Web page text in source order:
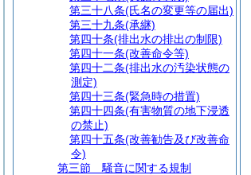
第三十八条(氏名の変更等の届出)
第三十九条(承継)
第四十条(排出水の排出の制限)
第四十一条(改善命令等)
第四十二条(排出水の汚染状態の
測定)
第四十三条(緊急時の措置)
第四十四条(有害物質の地下浸透
の禁止)
第四十五条(改善勧告及び改善命
令)
第三節
騒音に関する規制